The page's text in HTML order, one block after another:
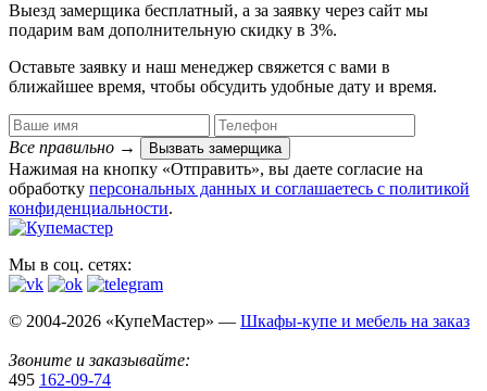
Выезд замерщика бесплатный, а за заявку через сайт мы
подарим вам дополнительную скидку в 3%.
Оставьте заявку и наш менеджер свяжется с вами в
ближайшее время, чтобы обсудить удобные дату и время.
Все правильно → Вызвать замерщика
Нажимая на кнопку «Отправить», вы даете согласие на
обработку персональных данных​ и соглашаетесь c политикой
конфиденциальности.
Мы в соц. сетях:
© 2004-2026 «КупеМастер» — Шкафы-купе и мебель на заказ
Звоните и заказывайте:
495 162-09-74